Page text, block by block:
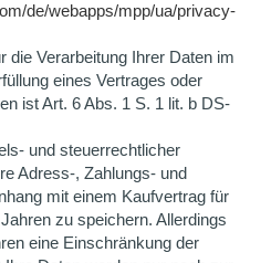
de/webapps/mpp/ua/privacy-
die Verarbeitung Ihrer Daten im
eines Vertrages oder
ist Art. 6 Abs. 1 S. 1 lit. b DS-
und steuerrechtlicher
Adress-, Zahlungs- und
mit einem Kaufvertrag für
zu speichern. Allerdings
eine Einschränkung der